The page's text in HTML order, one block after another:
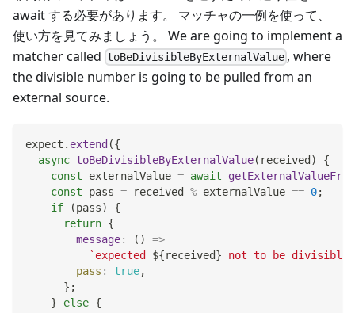
await する必要があります。 マッチャの一例を使って、
使い方を見てみましょう。 We are going to implement a
matcher called toBeDivisibleByExternalValue , where
the divisible number is going to be pulled from an
external source.
expect . extend ({
async toBeDivisibleByExternalValue( received )
{
const externalValue = await
const pass = received % externalValue == 0;
if
(pass)
{
return {
message: ( )
=>
` expected ${received} not to be divisible
pass : true,
} ;
}
else {